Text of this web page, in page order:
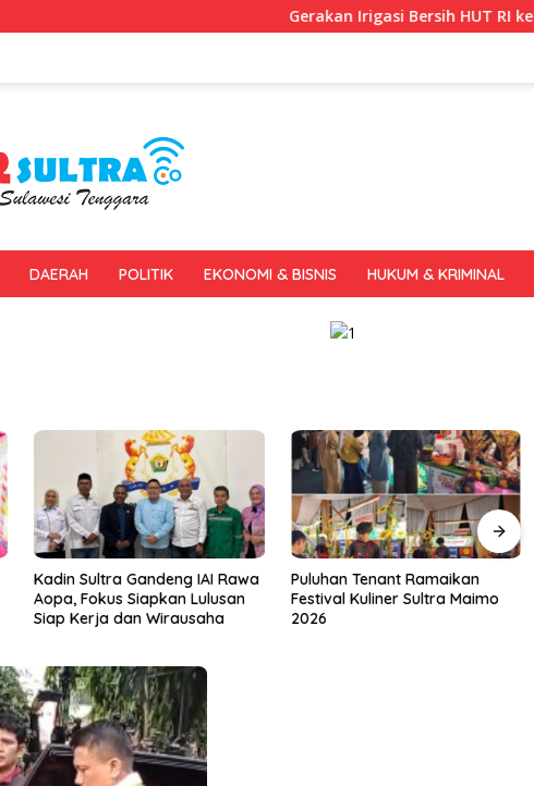
Gerakan Irigasi Bersih HUT RI ke-81,
DAERAH POLITIK EKONOMI & BISNIS HUKUM & KRIMINAL
Puluhan Tenant Ramaikan
Festival Kuliner Sultra Maimo
2026
Tiga Kabupaten Sultra Nikmati
Layanan Imigrasi Terintegrasi